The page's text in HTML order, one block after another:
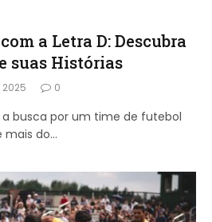
a Letra D: Descubra
suas Histórias
2025 0
busca por um time de futebol
mais do…